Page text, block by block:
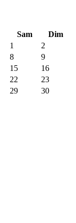
Sam
Dim
1
2
8
9
15
16
22
23
29
30